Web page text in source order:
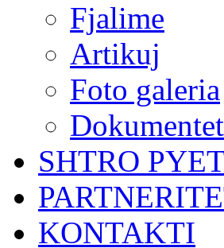
Fjalime
Artikuj
Foto galeria
Dokumentet
SHTRO
KONTAKTI